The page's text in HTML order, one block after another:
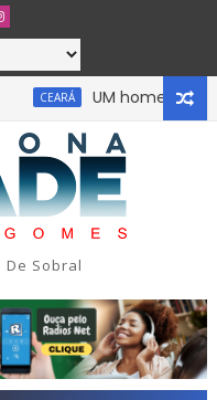
UM homem ficou
em tragédia na
De Sobral